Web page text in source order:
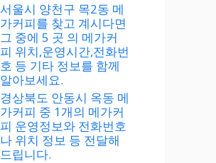
서울시 양천구 목2동 메
가커피를 찾고 계시다면
그 중에 5 곳 의 메가커
피 위치,운영시간,전화번
호 등 기타 정보를 함께
알아보세요.
경상북도 안동시 옥동 메
가커피 중 1개의 메가커
피 운영정보와 전화번호
나 위치 정보 등 전달해
드립니다.